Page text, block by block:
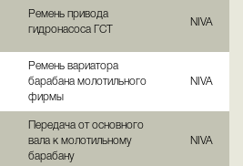
Ремень привода
гидронасоса ГСТ
NIVA
Ремень вариатора
барабана молотильного
фирмы
NIVA
Передача от основного
вала к молотильному
барабану
NIVA